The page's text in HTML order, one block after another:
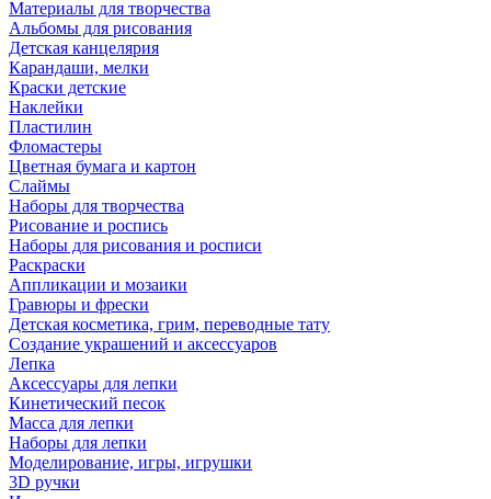
Материалы для творчества
Альбомы для рисования
Детская канцелярия
Карандаши, мелки
Краски детские
Наклейки
Пластилин
Фломастеры
Цветная бумага и картон
Слаймы
Наборы для творчества
Рисование и роспись
Наборы для рисования и росписи
Раскраски
Аппликации и мозаики
Гравюры и фрески
Детская косметика, грим, переводные тату
Создание украшений и аксессуаров
Лепка
Аксессуары для лепки
Кинетический песок
Масса для лепки
Наборы для лепки
Моделирование, игры, игрушки
3D ручки